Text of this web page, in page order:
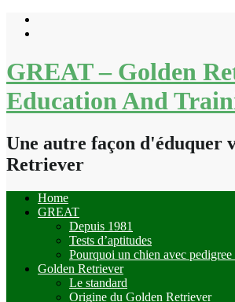
Skip
GREAT – Golden
Education And
Une autre façon d'éduquer
Retriever
Home
GREAT
Depuis 1981
Tests d’aptitudes
Pourquoi un chien avec pedigree
Golden Retriever
Le standard
Origine du Golden Retriever